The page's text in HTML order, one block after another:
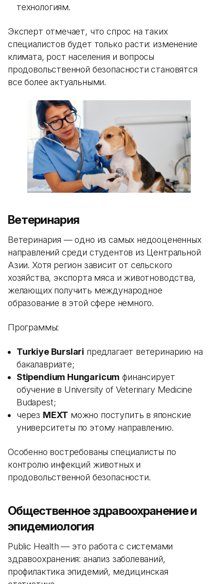
технологиям.
Эксперт отмечает, что спрос на таких
специалистов будет только расти: изменение
климата, рост населения и вопросы
продовольственной безопасности становятся
все более актуальными.
Ветеринария
Ветеринария — одно из самых недооцененных
направлений среди студентов из Центральной
Азии. Хотя регион зависит от сельского
хозяйства, экспорта мяса и животноводства,
желающих получить международное
образование в этой сфере немного.
Программы:
Turkiye Burslari предлагает ветеринарию на
бакалавриате;
Stipendium Hungaricum финансирует
обучение в University of Veterinary Medicine
Budapest;
через MEXT можно поступить в японские
университеты по этому направлению.
Особенно востребованы специалисты по
контролю инфекций животных и
продовольственной безопасности.
Общественное здравоохранение и
эпидемиология
Public Health — это работа с системами
здравоохранения: анализ заболеваний,
профилактика эпидемий, медицинская